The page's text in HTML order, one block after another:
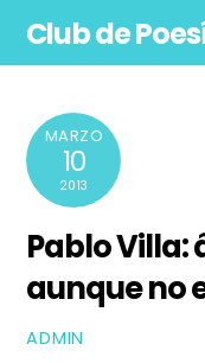
Club de
MARZO
10
2013
Pablo
aunque no
ADMIN